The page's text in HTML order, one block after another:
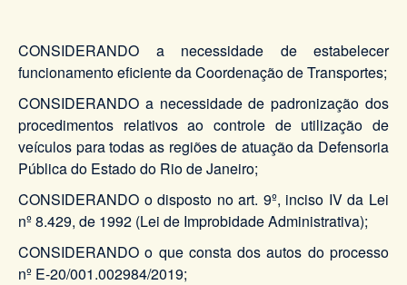
CONSIDERANDO a necessidade de estabelecer
funcionamento eficiente da Coordenação de Transportes;
CONSIDERANDO a necessidade de padronização dos
procedimentos relativos ao controle de utilização de
veículos para todas as regiões de atuação da Defensoria
Pública do Estado do Rio de Janeiro;
CONSIDERANDO o disposto no art. 9º, inciso IV da Lei
nº 8.429, de 1992 (Lei de Improbidade Administrativa);
CONSIDERANDO o que consta dos autos do processo
nº E-20/001.002984/2019;